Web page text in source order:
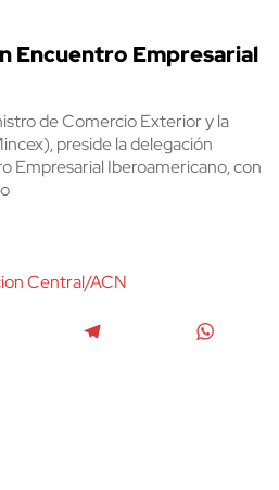
Encuentro Empresarial
de Comercio Exterior y la
preside la delegación
Empresarial Iberoamericano, con
Central/ACN